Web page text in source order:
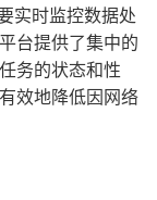
实时监控数据处
台提供了集中的
务的状态和性
效地降低因网络